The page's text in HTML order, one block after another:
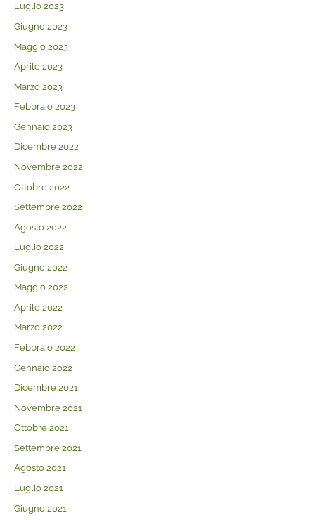
Luglio 2023
Giugno 2023
Maggio 2023
Aprile 2023
Marzo 2023
Febbraio 2023
Gennaio 2023
Dicembre 2022
Novembre 2022
Ottobre 2022
Settembre 2022
Agosto 2022
Luglio 2022
Giugno 2022
Maggio 2022
Aprile 2022
Marzo 2022
Febbraio 2022
Gennaio 2022
Dicembre 2021
Novembre 2021
Ottobre 2021
Settembre 2021
Agosto 2021
Luglio 2021
Giugno 2021